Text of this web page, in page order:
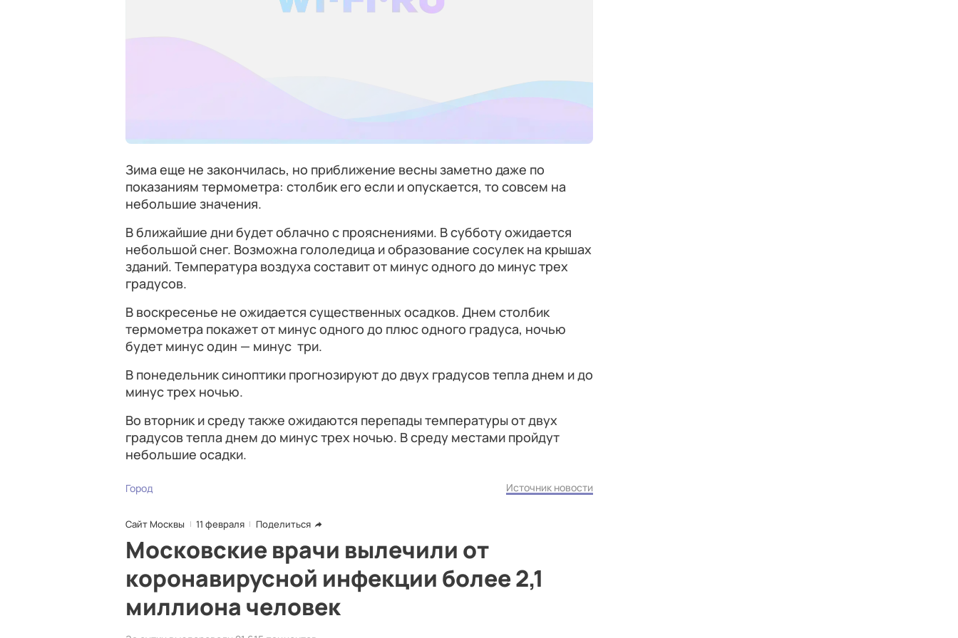
Зима еще не закончилась, но приближение весны заметно даже по
показаниям термометра: столбик его если и опускается, то совсем на
небольшие значения.
В ближайшие дни будет облачно с прояснениями. В субботу ожидается
небольшой снег. Возможна гололедица и образование сосулек на крышах
зданий. Температура воздуха составит от минус одного до минус трех
градусов.
В воскресенье не ожидается существенных осадков. Днем столбик
термометра покажет от минус одного до плюс одного градуса, ночью
будет минус один — минус три.
В понедельник синоптики прогнозируют до двух градусов тепла днем и до
минус трех ночью.
Во вторник и среду также ожидаются перепады температуры от двух
градусов тепла днем до минус трех ночью. В среду местами пройдут
небольшие осадки.
Город Источник новости
Сайт Москвы 11 февраля Поделиться
Московские врачи вылечили от
коронавирусной инфекции более 2,1
миллиона человек